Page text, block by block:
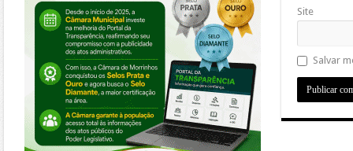
Site
Salvar